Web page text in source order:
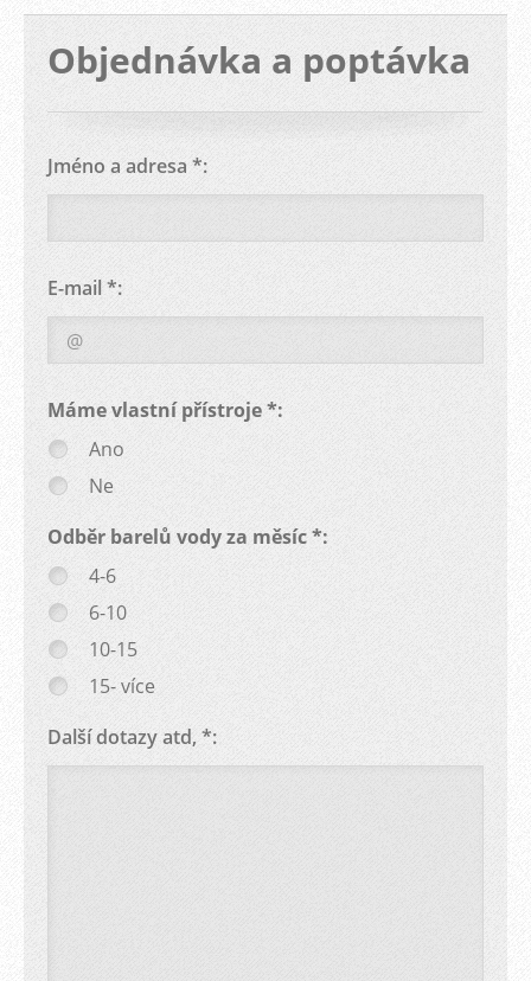
Objednávka a poptávka
Jméno a adresa *:
E-mail *:
Máme vlastní přístroje *:
Ano
Ne
Odběr barelů vody za měsíc *:
4-6
6-10
10-15
15- více
Další dotazy atd, *: